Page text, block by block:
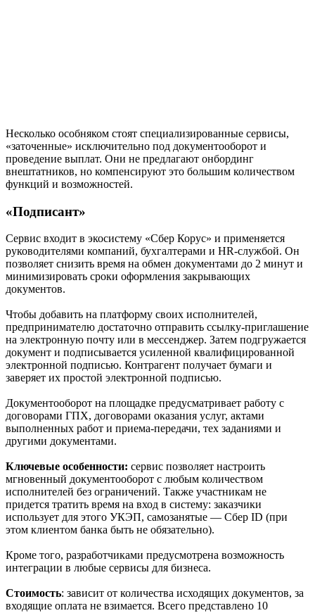
Несколько особняком стоят специализированные сервисы,
«заточенные» исключительно под документооборот и
проведение выплат. Они не предлагают онбординг
внештатников, но компенсируют это большим количеством
функций и возможностей.
«Подписант»
Сервис входит в экосистему «Сбер Корус» и применяется
руководителями компаний, бухгалтерами и HR-службой. Он
позволяет снизить время на обмен документами до 2 минут и
минимизировать сроки оформления закрывающих
документов.
Чтобы добавить на платформу своих исполнителей,
предпринимателю достаточно отправить ссылку-приглашение
на электронную почту или в мессенджер. Затем подгружается
документ и подписывается усиленной квалифицированной
электронной подписью. Контрагент получает бумаги и
заверяет их простой электронной подписью.
Документооборот на площадке предусматривает работу с
договорами ГПХ, договорами оказания услуг, актами
выполненных работ и приема-передачи, тех заданиями и
другими документами.
Ключевые особенности: сервис позволяет настроить
мгновенный документооборот с любым количеством
исполнителей без ограничений. Также участникам не
придется тратить время на вход в систему: заказчики
использует для этого УКЭП, самозанятые — Сбер ID (при
этом клиентом банка быть не обязательно).
Кроме того, разработчиками предусмотрена возможность
интеграции в любые сервисы для бизнеса.
Стоимость: зависит от количества исходящих документов, за
входящие оплата не взимается. Всего представлено 10